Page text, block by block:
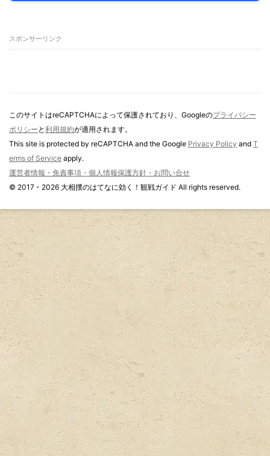
スポンサーリンク
このサイトはreCAPTCHAによって保護されており、Googleのプライバシー
ポリシー と利用規約が適用されます。
This site is protected by reCAPTCHA and the Google Privacy Policy and T
erms of Service apply.
運営者情報・免責事項・個人情報保護方針・お問い合せ
© 2017 - 2026 大相撲のはてなに効く！観戦ガイド All rights reserved.